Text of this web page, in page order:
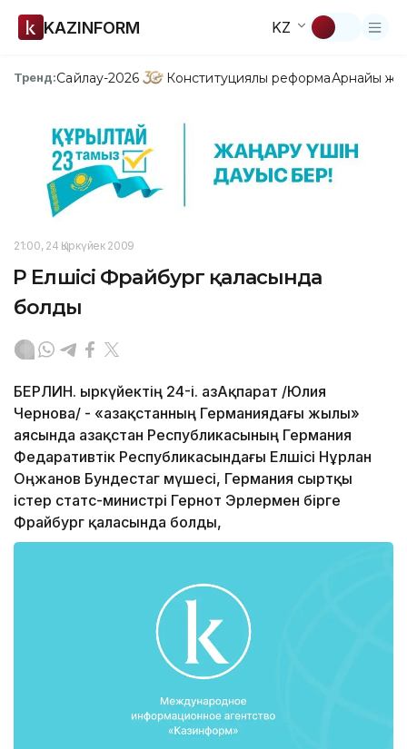
KAZINFORM KZ
Тренд:Сайлау-2026 Конституциялық реформаАрнайы
21:00, 24 Қыркүйек 2009
ҚР Елшісі Фрайбург қаласында
болды
БЕРЛИН. Қыркүйектің 24-і. ҚазАқпарат /Юлия
Чернова/ - «Қазақстанның Германиядағы жылы»
аясында Қазақстан Республикасының Германия
Федаративтік Республикасындағы Елшісі Нұрлан
Оңжанов Бундестаг мүшесі, Германия сыртқы
істер статс-министрі Гернот Эрлермен бірге
Фрайбург қаласында болды,